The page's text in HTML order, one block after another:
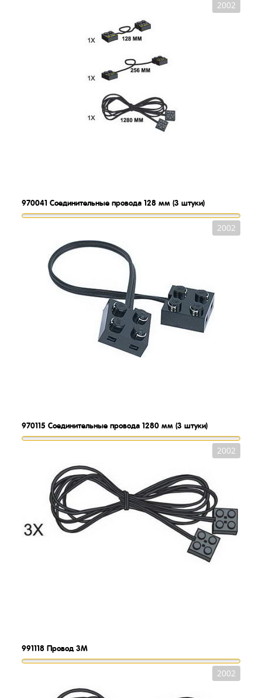
2002
970041 Соединительные провода 128 мм (3 штуки)
2002
970115 Соединительные провода 1280 мм (3 штуки)
2002
991118 Провод 3М
2002